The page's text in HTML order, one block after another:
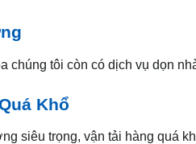
chúng tôi còn có dịch vụ dọn
Khổ
siêu trọng, vận tải hàng quá